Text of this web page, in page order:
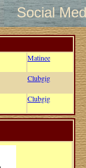
Social
Matinee
Clubgig
Clubgig